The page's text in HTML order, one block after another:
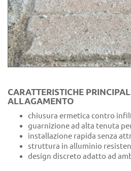
CARATTERISTICHE
ALLAGAMENTO
chiusura ermetica contro
guarnizione ad alta tenuta
installazione rapida senza
struttura in alluminio
design discreto adatto ad